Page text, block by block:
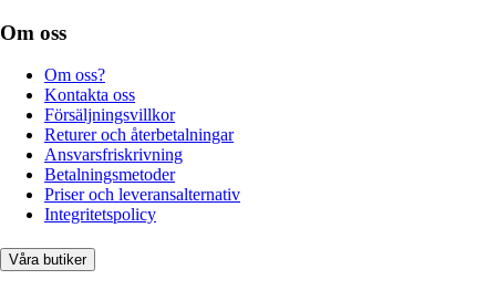
Om oss
Om oss?
Kontakta oss
Försäljningsvillkor
Returer och återbetalningar
Ansvarsfriskrivning
Betalningsmetoder
Priser och leveransalternativ
Integritetspolicy
Våra butiker